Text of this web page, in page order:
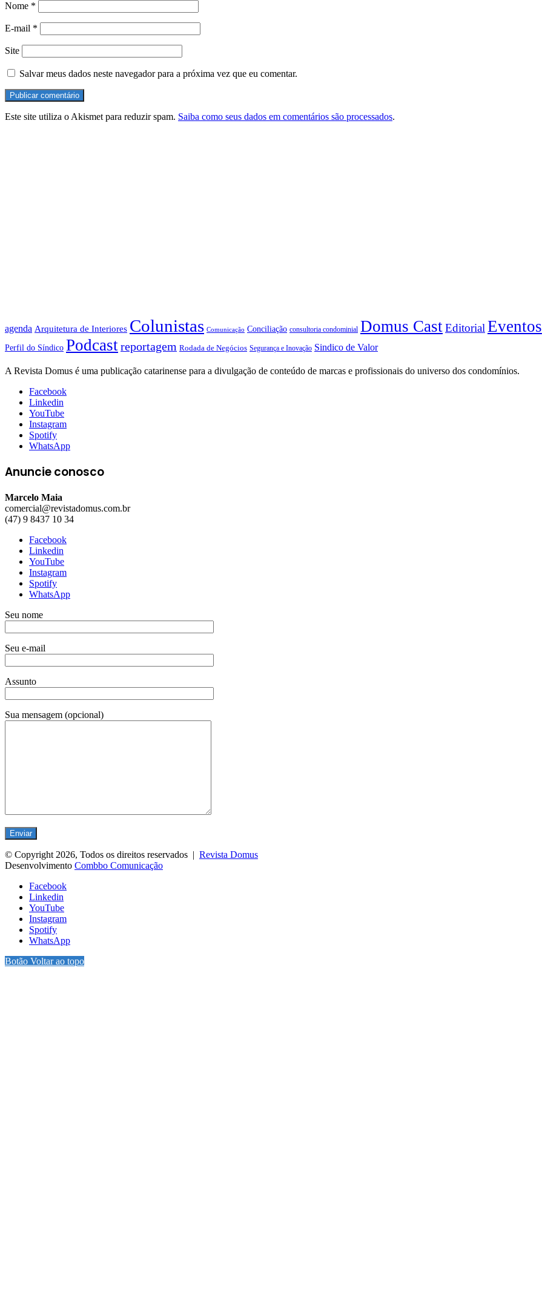
Nome *
E-mail *
Site
Salvar meus dados neste navegador para a próxima vez que eu comentar.
Este site utiliza o Akismet para reduzir spam. Saiba como seus dados em comentários são processados.
agenda Arquitetura de Interiores Colunistas Comunicação Conciliação consultoria condominial Domus CastEditorialEventos
Perfil do Síndico Podcastreportagem Rodada de Negócios Segurança e Inovação Sindico de Valor
A Revista Domus é uma publicação catarinense para a divulgação de conteúdo de marcas e profissionais do universo dos condomínios.
Facebook
Linkedin
YouTube
Instagram
Spotify
WhatsApp
Anuncie conosco
Marcelo Maia
comercial@revistadomus.com.br
(47) 9 8437 10 34
Facebook
Linkedin
YouTube
Instagram
Spotify
WhatsApp
Seu nome
Seu e-mail
Assunto
Sua mensagem (opcional)
© Copyright 2026, Todos os direitos reservados | Revista Domus
Desenvolvimento Combbo Comunicação
Facebook
Linkedin
YouTube
Instagram
Spotify
WhatsApp
Botão Voltar ao topo